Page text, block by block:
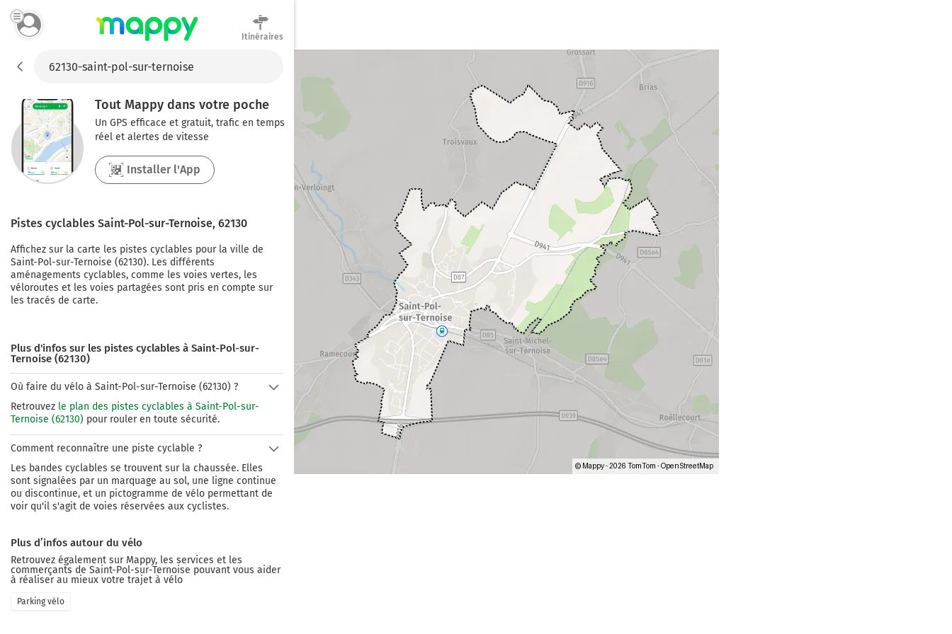
Itinéraires
Tout Mappy dans votre poche
Un GPS efficace et gratuit, trafic en temps
réel et alertes de vitesse
Installer l'App
Pistes cyclables Saint-Pol-sur-Ternoise, 62130
Affichez sur la carte les pistes cyclables pour la ville de
Saint-Pol-sur-Ternoise (62130). Les différents
aménagements cyclables, comme les voies vertes, les
véloroutes et les voies partagées sont pris en compte sur
les tracés de carte.
Plus d'infos sur les pistes cyclables à Saint-Pol-sur-
Ternoise (62130)
Où faire du vélo à Saint-Pol-sur-Ternoise (62130) ?
Retrouvez le plan des pistes cyclables à Saint-Pol-sur-
Ternoise (62130) pour rouler en toute sécurité.
Comment reconnaître une piste cyclable ?
Les bandes cyclables se trouvent sur la chaussée. Elles
sont signalées par un marquage au sol, une ligne continue
ou discontinue, et un pictogramme de vélo permettant de
voir qu'il s'agit de voies réservées aux cyclistes.
Plus d’infos autour du vélo
Retrouvez également sur Mappy, les services et les
commerçants de Saint-Pol-sur-Ternoise pouvant vous aider
à réaliser au mieux votre trajet à vélo
Parking vélo